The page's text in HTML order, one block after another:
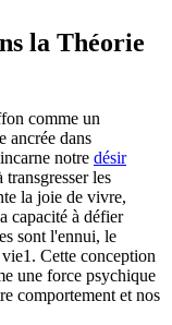
la Théorie
comme un
ancrée dans
notre désir
les
la joie de vivre,
capacité à défier
sont l'ennui, le
Cette conception
une force psychique
comportement et nos